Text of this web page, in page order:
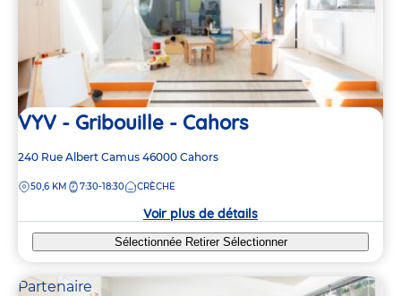
VYV - Gribouille - Cahors
Adresse
la
240 Rue Albert Camus 46000 Cahors
DISTANCE
50,6 KM 7:30-18:30 CRÈCHE
Voir plus de détails
Sélectionnée Retirer Sélectionner
Partenaire